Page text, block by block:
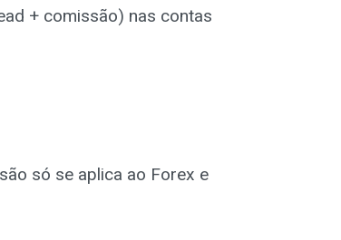
+ comissão) nas contas
só se aplica ao Forex e